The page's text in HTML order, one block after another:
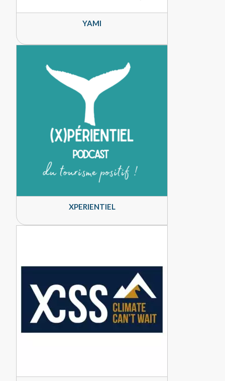
YAMI
XPERIENTIEL